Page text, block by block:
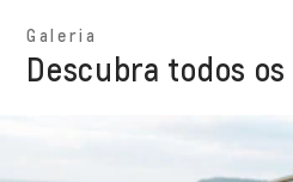
Galeria
Descubra todos